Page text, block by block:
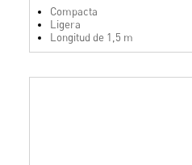
Compacta
Ligera
Longitud de 1,5 m